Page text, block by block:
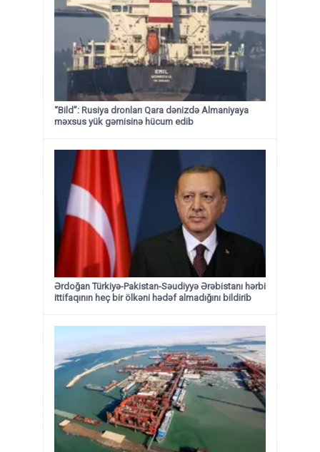
“Bild”: Rusiya dronları Qara dənizdə Almaniyaya
məxsus yük gəmisinə hücum edib
Ərdoğan Türkiyə-Pakistan-Səudiyyə Ərəbistanı hərbi
ittifaqının heç bir ölkəni hədəf almadığını bildirib